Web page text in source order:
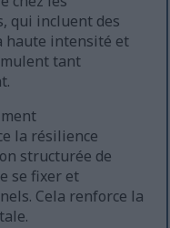
qui incluent des
haute intensité et
tant
la résilience
structurée de
se fixer et
Cela renforce la